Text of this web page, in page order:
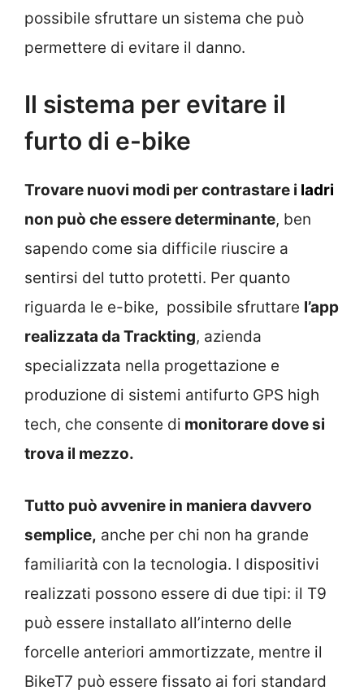
possibile sfruttare un sistema che può
permettere di evitare il danno.
Il sistema per evitare il
furto di e-bike
Trovare nuovi modi per contrastare i ladri
non può che essere determinante, ben
sapendo come sia difficile riuscire a
sentirsi del tutto protetti. Per quanto
riguarda le e-bike, possibile sfruttare l’app
realizzata da Trackting, azienda
specializzata nella progettazione e
produzione di sistemi antifurto GPS high
tech, che consente di monitorare dove si
trova il mezzo.
Tutto può avvenire in maniera davvero
semplice, anche per chi non ha grande
familiarità con la tecnologia. I dispositivi
realizzati possono essere di due tipi: il T9
può essere installato all’interno delle
forcelle anteriori ammortizzate, mentre il
BikeT7 può essere fissato ai fori standard